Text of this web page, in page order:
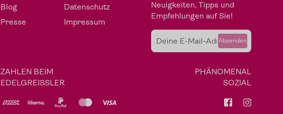
Angebote
Blog
Presse
Datenschutz
Impressum
Neuigkeiten, Tipps und
Empfehlungen auf Sie!
Absenden
ZAHLEN BEIM
EDELGREISSLER
PHÄNOMENAL
SOZIAL